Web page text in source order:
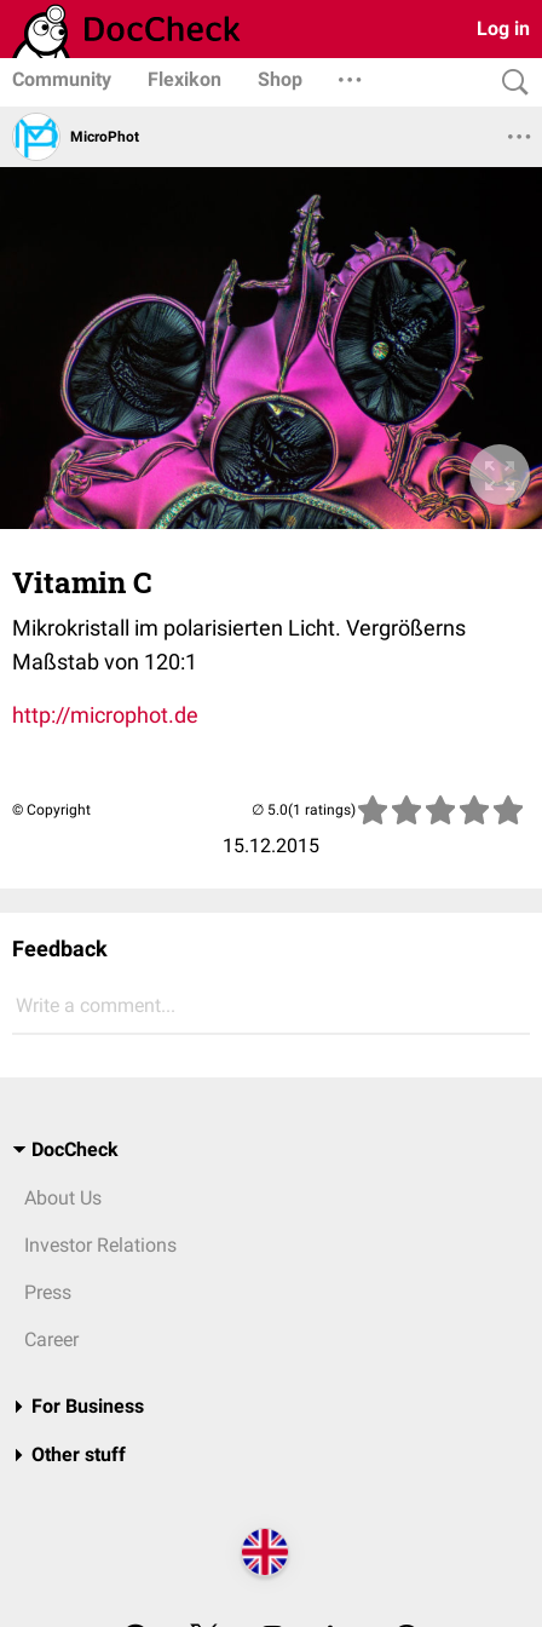
Log in
Community Flexikon Shop
MicroPhot
Vitamin C
Mikrokristall im polarisierten Licht. Vergrößerns
Maßstab von 120:1
http://microphot.de
© Copyright
15.12.2015
(1 ratings)
Feedback
Write a comment...
DocCheck
About Us
Investor Relations
Press
Career
For Business
Other stuff